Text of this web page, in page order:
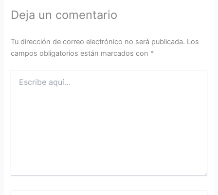
Deja un comentario
Tu dirección de correo electrónico no será publicada. Los
campos obligatorios están marcados con *
aquí...